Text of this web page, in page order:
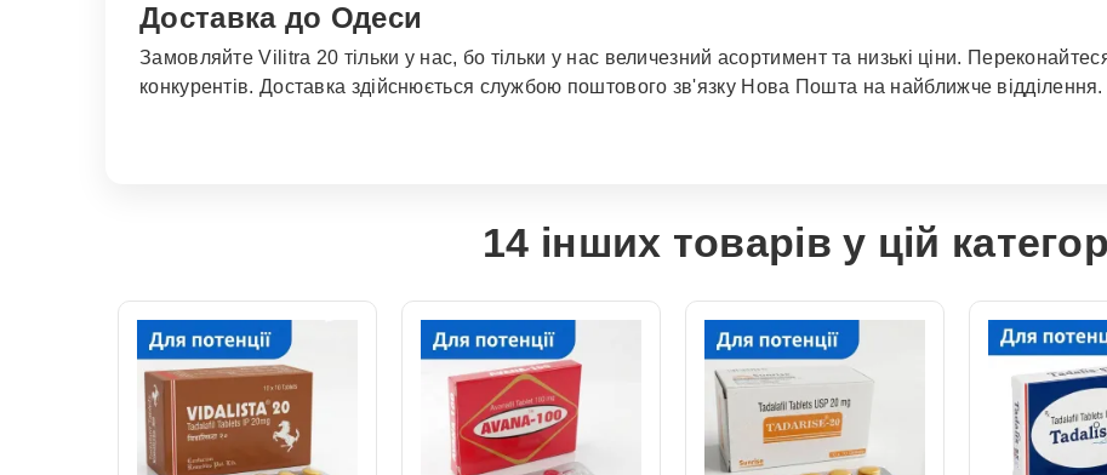
Доставка до Одеси
Замовляйте Vilitra 20 тільки у нас, бо тільки у нас величезний асортимент та низькі ціни.
конкурентів. Доставка здійснюється службою поштового зв'язку Нова Пошта на найближче
14 інших товарів у цій